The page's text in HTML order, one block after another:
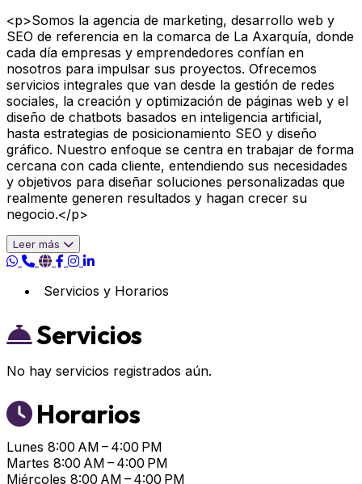
<p>Somos la agencia de marketing, desarrollo web y
SEO de referencia en la comarca de La Axarquía, donde
cada día empresas y emprendedores confían en
nosotros para impulsar sus proyectos. Ofrecemos
servicios integrales que van desde la gestión de redes
sociales, la creación y optimización de páginas web y el
diseño de chatbots basados en inteligencia artificial,
hasta estrategias de posicionamiento SEO y diseño
gráfico. Nuestro enfoque se centra en trabajar de forma
cercana con cada cliente, entendiendo sus necesidades
y objetivos para diseñar soluciones personalizadas que
realmente generen resultados y hagan crecer su
negocio.</p>
Leer más
Servicios y Horarios
Servicios
No hay servicios registrados aún.
Horarios
Lunes 8:00 AM – 4:00 PM
Martes 8:00 AM – 4:00 PM
Miércoles 8:00 AM – 4:00 PM